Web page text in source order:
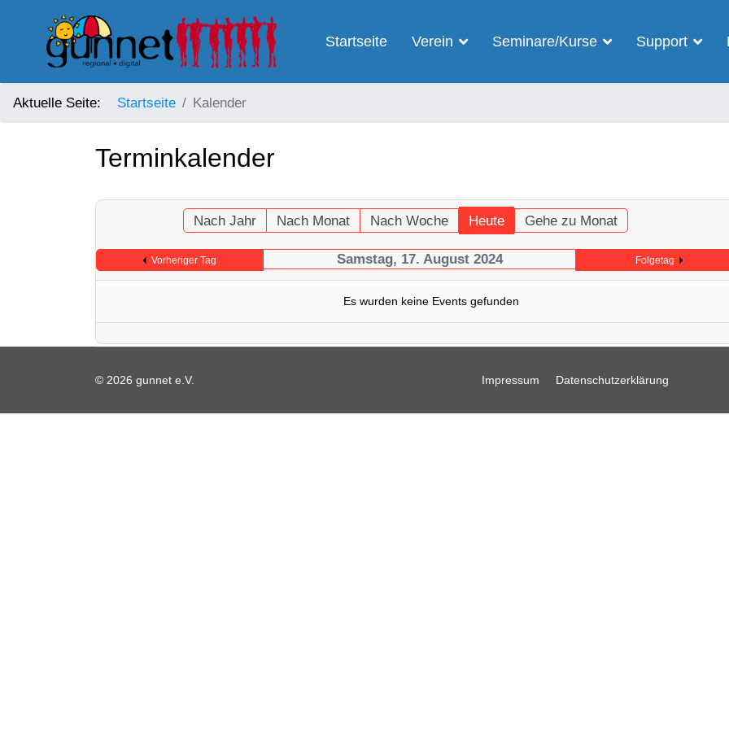
Startseite Verein Seminare/Kurse Support
Aktuelle Seite: Startseite Kalender
Terminkalender
Nach Jahr Nach Monat Nach Woche Heute Gehe zu Monat
Vorheriger Tag Samstag, 17. August 2024 Folgetag
Es wurden keine Events gefunden
© 2026 gunnet e.V. Impressum Datenschutzerklärung